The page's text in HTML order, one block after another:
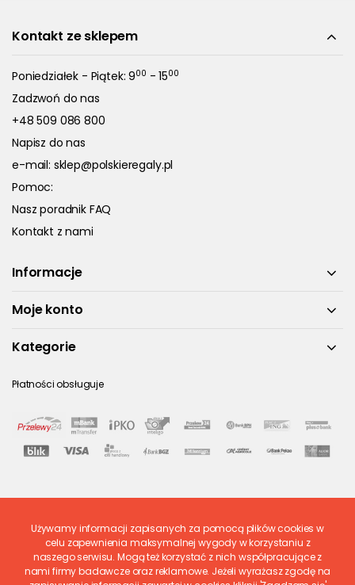
Kontakt ze sklepem
Poniedziałek - Piątek: 900 - 1500
Zadzwoń do nas
+48 509 086 800
Napisz do nas
e-mail: sklep@polskieregaly.pl
Pomoc:
Nasz poradnik FAQ
Kontakt z nami
Informacje
Moje konto
Kategorie
Płatności obsługuje
Ostatnio ocenione
Używamy informacji zapisanych za pomocą plików cookies w
celu zapewnienia maksymalnej wygody w korzystaniu z
naszego serwisu. Mogą też korzystać z nich współpracujące z
nami firmy badawcze oraz reklamowe. Jeżeli wyrażasz zgodę na